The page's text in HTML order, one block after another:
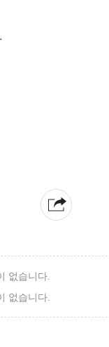
없습니다.
없습니다.